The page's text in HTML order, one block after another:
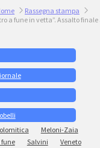
Rassegna stampa
a fune in vetta”. Assalto
Meloni-Zaia
fune
Salvini Veneto